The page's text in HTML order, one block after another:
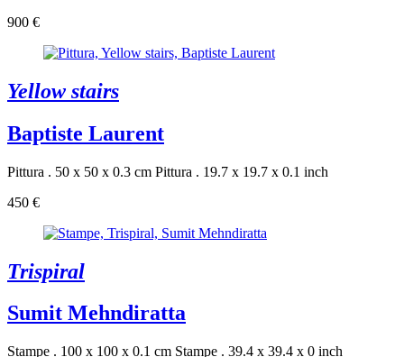
900 €
Yellow stairs
Baptiste Laurent
Pittura . 50 x 50 x 0.3 cm Pittura . 19.7 x 19.7 x 0.1 inch
450 €
Trispiral
Sumit Mehndiratta
Stampe . 100 x 100 x 0.1 cm Stampe . 39.4 x 39.4 x 0 inch